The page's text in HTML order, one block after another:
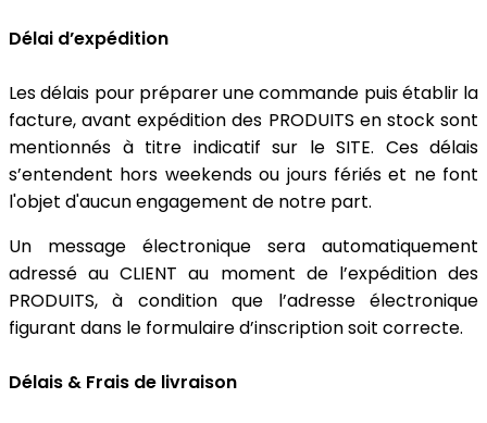
Délai d’expédition
Les délais pour préparer une commande puis établir la
facture, avant expédition des PRODUITS en stock sont
mentionnés à titre indicatif sur le SITE. Ces délais
s’entendent hors weekends ou jours fériés et ne font
l'objet d'aucun engagement de notre part.
Un message électronique sera automatiquement
adressé au CLIENT au moment de l’expédition des
PRODUITS, à condition que l’adresse électronique
figurant dans le formulaire d’inscription soit correcte.
Délais & Frais de livraison